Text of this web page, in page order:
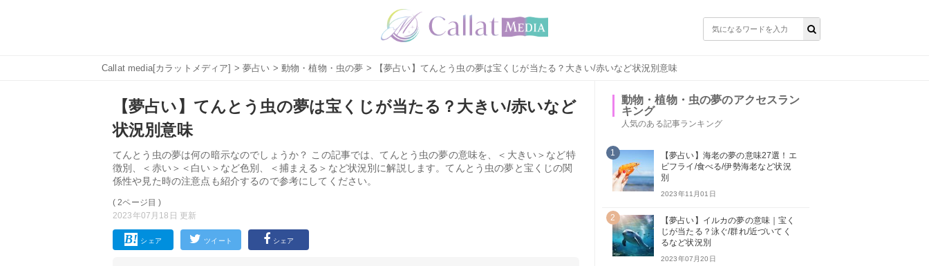
Callat media[カラットメディア] >夢占い > 動物・植物・虫の夢 > 【夢占い】てんとう虫の夢は宝くじが当たる？大きい/赤いなど状況別意味
【夢占い】てんとう虫の夢は宝くじが当たる？大きい/赤いなど
状況別意味
てんとう虫の夢は何の暗示なのでしょうか？ この記事では、てんとう虫の夢の意味を、＜大きい＞など特
徴別、＜赤い＞＜白い＞など色別、＜捕まえる＞など状況別に解説します。てんとう虫の夢と宝くじの関
係性や見た時の注意点も紹介するので参考にしてください。
( 2ページ目 )
2023年07月18日 更新
シェア ツイート シェア
動物・植物・虫の夢のアクセスラン
キング
人気のある記事ランキング
1
【夢占い】海老の夢の意味27選！エ
ビフライ/食べる/伊勢海老など状況
別
2023年11月01日
2
【夢占い】イルカの夢の意味｜宝く
じが当たる？泳ぐ/群れ/近づいてく
るなど状況別
2023年07月20日